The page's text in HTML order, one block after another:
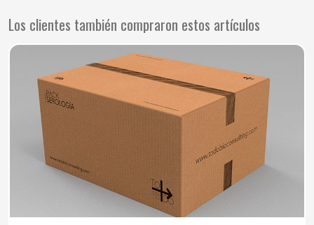
Los clientes también compraron estos artículos